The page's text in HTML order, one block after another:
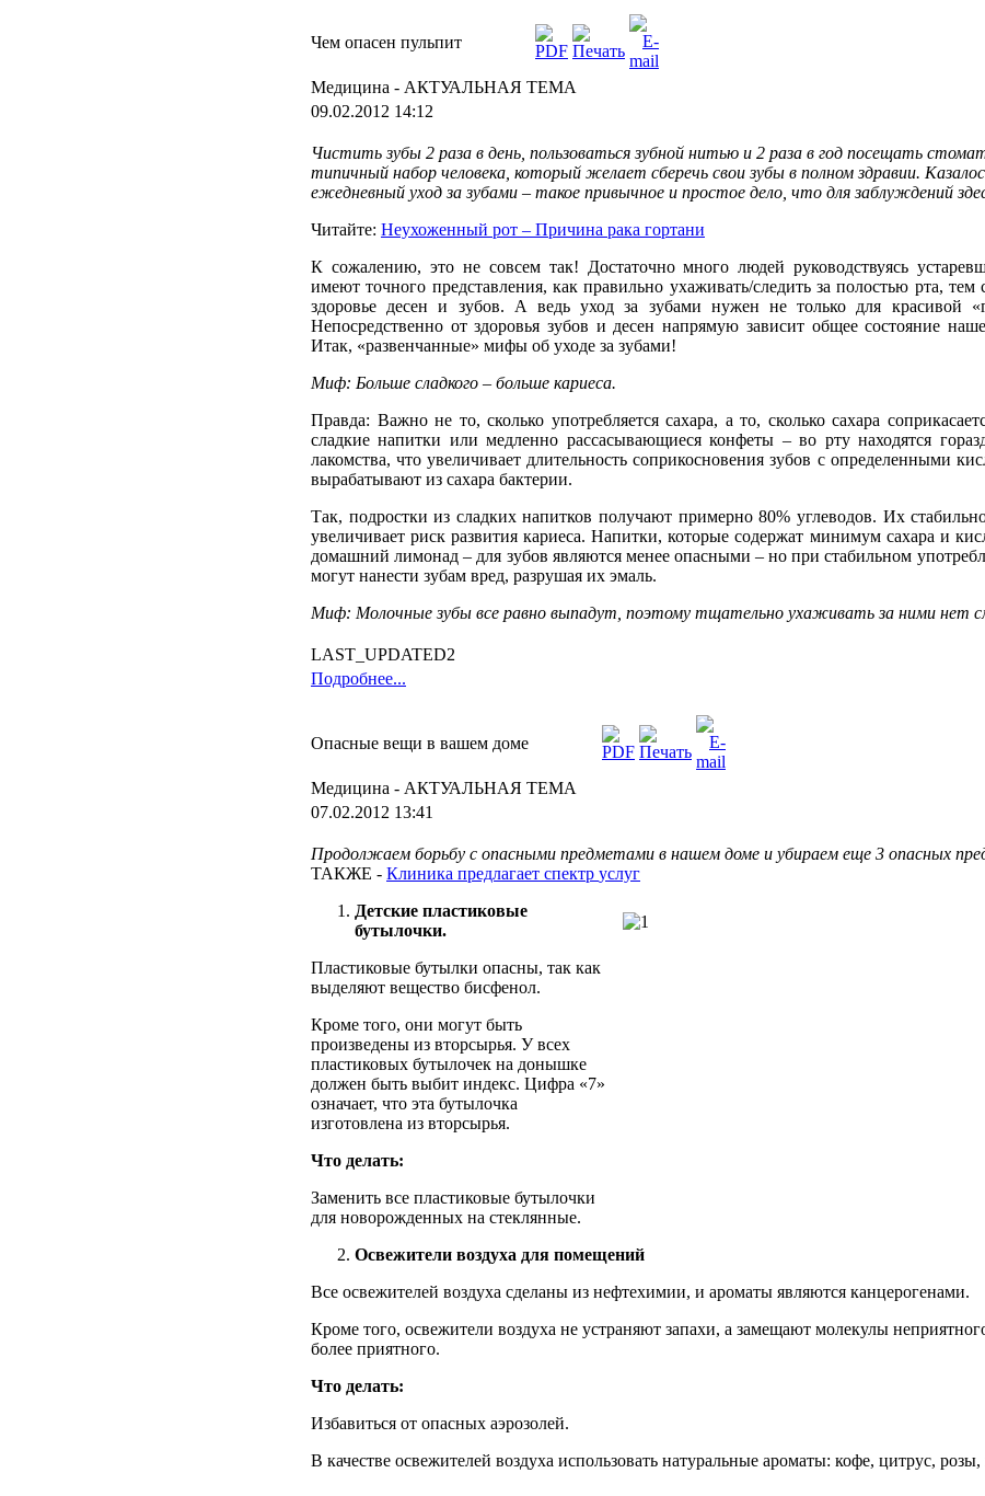
Чем опасен пульпит
Медицина - АКТУАЛЬНАЯ ТЕМА
09.02.2012 14:12
Чистить зубы 2 раза в день пользоваться зубной нитью и 2 раза в год посещать
типичный набор человека который желает сберечь свои зубы в полном здравии.
ежедневный уход за зубами – такое привычное и простое дело , что длязаблуждений
Читайте: Неухоженный рот – Причина рака гортани
К сожалению, это не совсем так! Достаточно много людей руководствуясь
имеют точного представления, как правильно ухаживать/следить за полостью рта,
здоровье десен и зубов. А ведь уход за зубами нужен не только для красивой
Непосредственно от здоровья зубов и десен напрямую зависит общее состояние
Итак, «развенчанные» мифы об уходе за зубами!
Миф: Больше сладкого – больше кариеса.
Правда: Важно не то, сколько употребляется сахара, а то, сколько сахара
сладкие напитки или медленно рассасывающиеся конфеты – во рту находятся
лакомства, что увеличивает длительность соприкосновения зубов с определенными
вырабатывают из сахара бактерии.
Так, подростки из сладких напитков получают примерно 80% углеводов. Их
увеличивает риск развития кариеса. Напитки, которые содержат минимум сахара и
домашний лимонад – для зубов являются менее опасными – но при стабильном
могут нанести зубам вред, разрушая их эмаль.
Миф: Молочные зубы все равно выпадут, поэтому тщательно ухаживать за ними нет
LAST_UPDATED2
Подробнее...
Опасные вещи в вашем доме
Медицина - АКТУАЛЬНАЯ ТЕМА
07.02.2012 13:41
Продолжаем борьбу с опасными предметами в нашем доме и убираем еще 3 опасных
ТАКЖЕ - Клиника предлагает спектр услуг
Детские пластиковые
бутылочки.
Пластиковые бутылки опасны, так как
выделяют вещество бисфенол.
Кроме того, они могут быть
произведены из вторсырья. Увсех
пластиковых бутылочек на донышке
должен быть выбит индекс. Цифра «7»
означает, что эта бутылочка
изготовлена из вторсырья.
Что делать:
Заменить все пластиковые бутылочки
для новорожденных на стеклянные.
Освежители воздуха для помещений
Все освежителей воздуха сделаны из нефтехимии, и ароматы являются канцерогенами.
Кроме того, освежители воздуха не устраняют запахи, а замещают молекулы
более приятного.
Что делать:
Избавиться от опасных аэрозолей.
В качестве освежителей воздуха использовать натуральные ароматы: кофе, цитрус, розы,